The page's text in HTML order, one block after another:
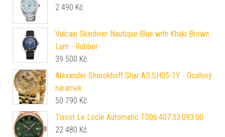
2 490 Kč
Vulcain Skindiver Nautique Blue with Khaki Brown
Lum - Rubber
39 500 Kč
Alexander Shorokhoff Shar AS.SH05-1Y - Ocelový
náramek
50 790 Kč
Tissot Le Locle Automatic T006.407.33.093.00
22 480 Kč